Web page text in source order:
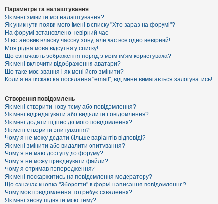
м
и
б
е
з
в
і
д
п
о
в
і
е
й
А
к
т
и
в
н
і
т
е
м
и
Параметри та налаштування
Як мені змінити мої налаштування?
Як уникнути появи мого імені в списку "Хто зараз на форумі"?
На форумі встановлено невірний час!
Я встановив власну часову зону, але час все одно невірний!
Моя рідна мова відсутня у списку!
Що означають зображення поряд з моїм ім'ям користувача?
Як мені включити відображення аватари?
Що таке моє звання і як мені його змінити?
Коли я натискаю на посилання "email", від мене вимагається залогуватись!
Створення повідомлень
Як мені створити нову тему або повідомлення?
Як мені відредагувати або видалити повідомлення?
Як мені додати підпис до мого повідомлення?
Як мені створити опитування?
Чому я не можу додати більше варіантів відповіді?
Як мені змінити або видалити опитування?
Чому я не маю доступу до форуму?
Чому я не можу приєднувати файли?
Чому я отримав попередження?
Як мені поскаржитись на повідомлення модератору?
Що означає кнопка "Зберегти" в формі написання повідомлення?
Чому моє повідомлення потребує схвалення?
Як мені знову підняти мою тему?